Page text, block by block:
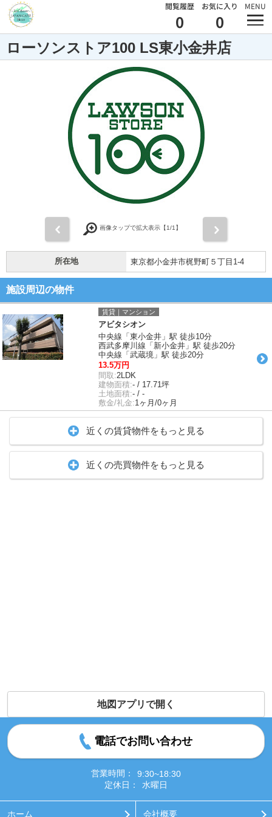
閲覧履歴
0
お気に入り
0
MENU
ローソンストア100 LS東小金井店
画像タップで拡大表示【1/1】
所在地 東京都小金井市梶野町５丁目1-4
施設周辺の物件
賃貸｜マンション
アビタシオン
中央線「東小金井」駅 徒歩10分
西武多摩川線「新小金井」駅 徒歩20分
中央線「武蔵境」駅 徒歩20分
13.5万円
間取:2LDK
建物面積:- / 17.71坪
土地面積:- / -
敷金/礼金:1ヶ月/0ヶ月
近くの賃貸物件をもっと見る
近くの売買物件をもっと見る
地図アプリで開く
電話でお問い合わせ
営業時間：
9:30~18:30
定休日：
水曜日
ホーム 会社概要